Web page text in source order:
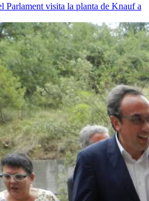
Parlament visita la planta de Knauf a